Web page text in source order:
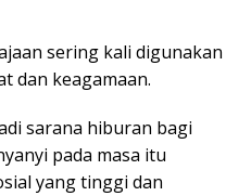
sering kali digunakan
dan keagamaan.
sarana hiburan bagi
pada masa itu
yang tinggi dan